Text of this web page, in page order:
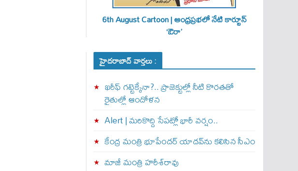
6th August Cartoon | ఆంధ్రప్రభలో నేటి కార్టూన్
‘ఔరా’
హైదరాబాద్ వార్తలు :
ఖరీఫ్ గట్టెక్కేనా?.. ప్రాజెక్టుల్లో నీటి కొరతతో
రైతుల్లో ఆందోళన
Alert | మ‌రికొద్ది సేప‌ట్లో భారీ వ‌ర్షం..
కేంద్ర మంత్రి భూపేందర్ యాదవ్‌ను కలిసిన సీఎం
మాజీ మంత్రి హరీశ్‌రావు